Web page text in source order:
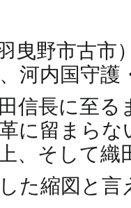
曳野市古
河内国守
信長に至
に留まら
、そして
た縮図と言